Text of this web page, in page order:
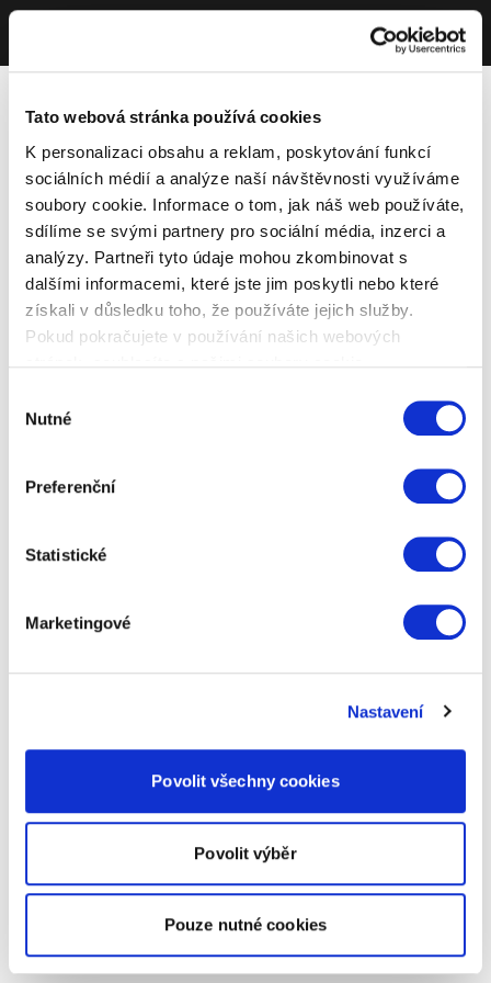
Tato webová stránka používá cookies
K personalizaci obsahu a reklam, poskytování funkcí
sociálních médií a analýze naší návštěvnosti využíváme
soubory cookie. Informace o tom, jak náš web používáte,
sdílíme se svými partnery pro sociální média, inzerci a
analýzy. Partneři tyto údaje mohou zkombinovat s
dalšími informacemi, které jste jim poskytli nebo které
získali v důsledku toho, že používáte jejich služby.
Pokud pokračujete v používání našich webových
souhlasu
Nutné
Preferenční
Statistické
Marketingové
Nastavení
Povolit všechny cookies
Povolit výběr
Pouze nutné cookies